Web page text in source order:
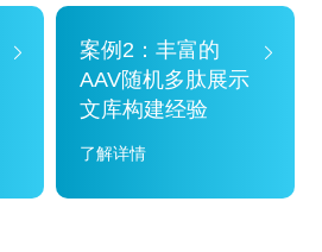
案例2：丰富的
AAV随机多肽展示
文库构建经验
了解详情